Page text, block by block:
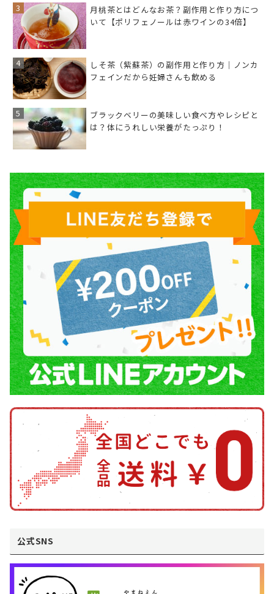
月桃茶とはどんなお茶？副作用と作り方につ
いて【ポリフェノールは赤ワインの34倍】
しそ茶（紫蘇茶）の副作用と作り方｜ノンカ
フェインだから妊婦さんも飲める
ブラックベリーの美味しい食べ方やレシピと
は？体にうれしい栄養がたっぷり！
公式SNS